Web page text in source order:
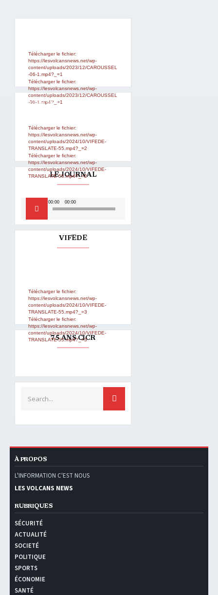
Télécharger le fichier:
https://lesvolcansnews.net/wp-
content/uploads/2023/12/CAROUSSEL
-06-1.mp4?_=1
Télécharger le fichier:
https://lesvolcansnews.net/wp-
content/uploads/2023/12/CAROUSSEL
-06-1.mp4?_=1
Lecteur
Media error: Format(s) not
Télécharger le fichier:
https://lesvolcansnews.net/wp-
content/uploads/2024/10/VIFEDE-
TRANSLATE-55.mp4?_=2
Télécharger le fichier:
https://lesvolcansnews.net/wp-
content/uploads/2024/10/VIFEDE-
TRANSLATE-55.mp4?_=2
LE JOURNAL
audio
00:00 00:00
VIFEDE
Télécharger le fichier:
https://lesvolcansnews.net/wp-
content/uploads/2024/10/VIFEDE-
TRANSLATE-55.mp4?_=3
Télécharger le fichier:
https://lesvolcansnews.net/wp-
content/uploads/2024/10/VIFEDE-
TRANSLATE-55.mp4?_=3
75 ANS CICR
SEARCH
À PROPOS
L'INFORMATION C'EST NOUS
LES VOLCANS NEWS
RUBRIQUES
SÉCURITÉ
ACTUALITÉ
SOCIETÉ
POLITIQUE
SPORTS
ÉCONOMIE
SANTÉ